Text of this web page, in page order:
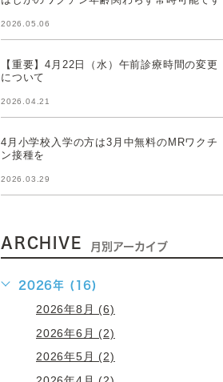
2026.05.06
【重要】4月22日（水）午前診療時間の変更
について
2026.04.21
4月小学校入学の方は3月中無料のMRワクチ
ン接種を
2026.03.29
ARCHIVE 月別アーカイブ
2026年 (16)
2026年8月 (6)
2026年6月 (2)
2026年5月 (2)